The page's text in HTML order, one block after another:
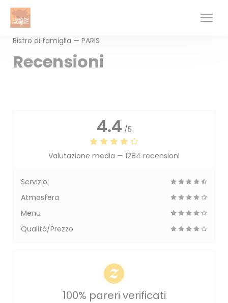
Personalizzazione delle tue scelte sui cookie
Bistro di famiglia — PARIS
Recensioni
4.4 /5
Valutazione media — 1284 recensioni
Servizio
Atmosfera
Menu
Qualità/Prezzo
100% pareri verificati